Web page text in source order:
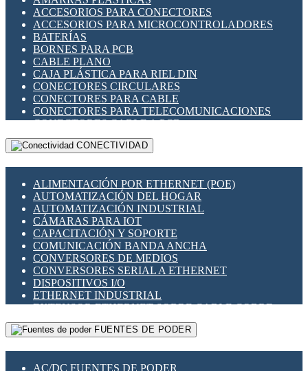
INDICADORES PARA PANEL
INTERFACES DE RELÉ
INTERRUPTORES FIN DE CARRERA
LLAVES CONMUTADORAS
MEDIDORES DE ENERGÍA Y TC'S DE CORRIENTE
MOTORES PASO A PASO
PANTALLAS HMI
PLC -CONTROLADORES LÓGICO PROGRAMABLES
PROGRAMADORES DE HORARIO
RELÉS DE PROTECCIÓN
SENSORES CAPACITIVOS
SENSORES INDUCTIVOS
TEMPORIZADORES
VARIACS
VARIADORES DE FRECUENCIA [VDF]
SECCIONADORES - INTERRUPTORES
MAQUINARIA
ACCESORIOS PARA CONECTORES
ACCESORIOS PARA MICROCONTROLADORES
BATERÍAS
BORNES PARA PCB
CABLE PLANO
CAJA PLÁSTICA PARA RIEL DIN
CONECTORES CIRCULARES
CONECTORES PARA CABLE
CONECTORES PARA TELECOMUNICACIONES
CONECTORES CABLE A PCB
CONECTORES PCB A CABLE
DIP SWITCHES
HERRAMIENTAS VARIAS
ILUMINACIÓN LED
INTERRUPTORES REED
INTERFACES DE RELÉ
OTROS RELÉS
PROTECCIÓN TÉRMICA
RELÉS AUTOMOTRICES
RELÉS DE SEÑAL
RELÉS DE ESTADO SÓLIDO SSR
RELÉS INDUSTRIALES
RELÉS MINIATURA DE POTENCIA
SENSORES MAGNÉTICOS
CONECTIVIDAD
ALIMENTACIÓN POR ETHERNET (POE)
AUTOMATIZACIÓN DEL HOGAR
AUTOMATIZACIÓN INDUSTRIAL
CÁMARAS PARA IOT
CAPACITACIÓN Y SOPORTE
COMUNICACIÓN BANDA ANCHA
CONVERSORES DE MEDIOS
CONVERSORES SERIAL A ETHERNET
DISPOSITIVOS I/O
ETHERNET INDUSTRIAL
EXTENSOR ETHERNET SOBRE CABLE COBRE
GATEWAY LORAWAN
GESTIÓN DE REDESFUENTES DE PODER
AC/DC FUENTES DE PODER